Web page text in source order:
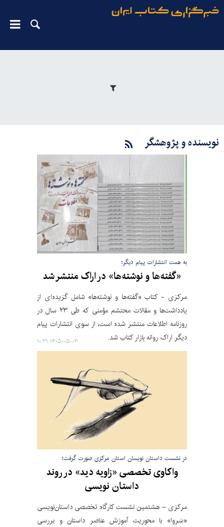
نویسنده و پژوهشگر
به همت انتشارات پیام دیگر؛
«گفته‌ها و نوشته‌ها» در اراک منتشر شد
مرکزی - کتاب «گفته‌ها و نوشته‌ها» شامل گزیده‌ای از
یادداشت‌ها و مقالات محتشم مؤمنی که طی ۲۳ سال در
روزنامه اطلاعات منتشر شده است، از سوی انتشارات پیام
دیگر اراک روانه بازار کتاب شد.
۱۴۰۵-۰۵-۰۳ ۱۰:۳۱
در نشست داستان نویسان استان مرکزی صورت گرفت؛
واکاوی تخصصی «زاویه دید» در روند
داستان نویسی
مرکزی – هشتمین نشست کارگاه تخصصی داستان‌نویسی
«سَروا» با محوریت آموزش عناصر داستان و بررسی